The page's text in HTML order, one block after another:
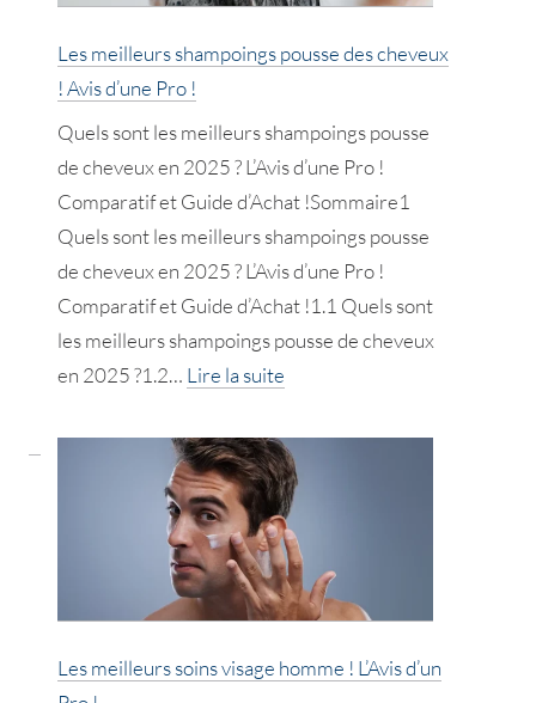
!
Les meilleurs shampoings pousse des cheveux
! Avis d’une Pro !
Quels sont les meilleurs shampoings pousse
de cheveux en 2025 ? L’Avis d’une Pro !
Comparatif et Guide d’Achat !Sommaire1
Quels sont les meilleurs shampoings pousse
de cheveux en 2025 ? L’Avis d’une Pro !
Comparatif et Guide d’Achat !1.1 Quels sont
les meilleurs shampoings pousse de cheveux
en 2025 ?1.2… Lire la suite
meilleurs
shampoings
pousse
des
cheveux
!
d’une
Les meilleurs soins visage homme ! L’Avis d’un